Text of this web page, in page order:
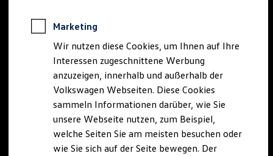
Rekuperation
Laden unterwegs
Laden Zuhause
Ladestationen finden
Ladezeitensimulator
Batterie
Sicherheit
Nachhaltigkeit
Technologie
Kosten und Kauf
Marketing
Wir nutzen diese Cookies, um Ihnen auf Ihre
Interessen zugeschnittene Werbung
anzuzeigen, innerhalb und außerhalb der
Volkswagen Webseiten. Diese Cookies
sammeln Informationen darüber, wie Sie
unsere Webseite nutzen, zum Beispiel,
welche Seiten Sie am meisten besuchen oder
wie Sie sich auf der Seite bewegen. Der